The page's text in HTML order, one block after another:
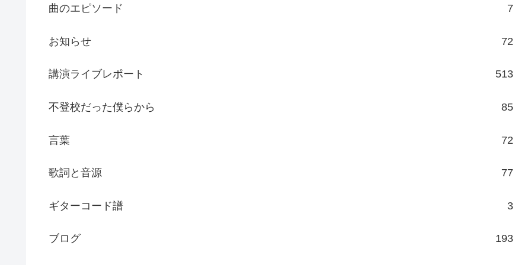
曲のエピソード 7
お知らせ 72
講演ライブレポート 513
不登校だった僕らから 85
言葉 72
歌詞と音源 77
ギターコード譜 3
ブログ 193